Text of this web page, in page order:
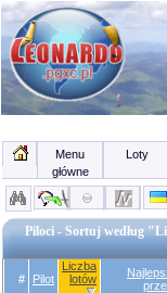
Menu
główne
Loty
Piloci - Sortuj według
# Pilot
Liczba
lotów